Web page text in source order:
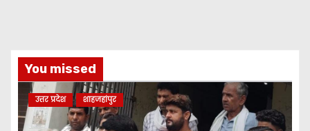
You missed
उत्तर प्रदेश शाहजहांपुर